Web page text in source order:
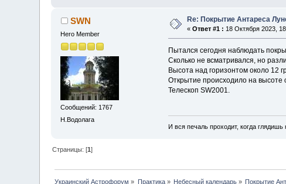
SWN
Hero Member
Сообщений: 1767
Н.Водолага
Re: Покрытие Антареса
«Ответ #1 : 18 Октября 2023,
Пытался сегодня наблюдать
Сколько не всматривался, но
Высота над горизонтом около 12
Открытие происходило на высоте
Телескоп SW2001.
И вся печаль проходит, когда глядишь
Страницы: [1]
Украинский Астрофорум » Практика» Небесный календарь » Покрытие